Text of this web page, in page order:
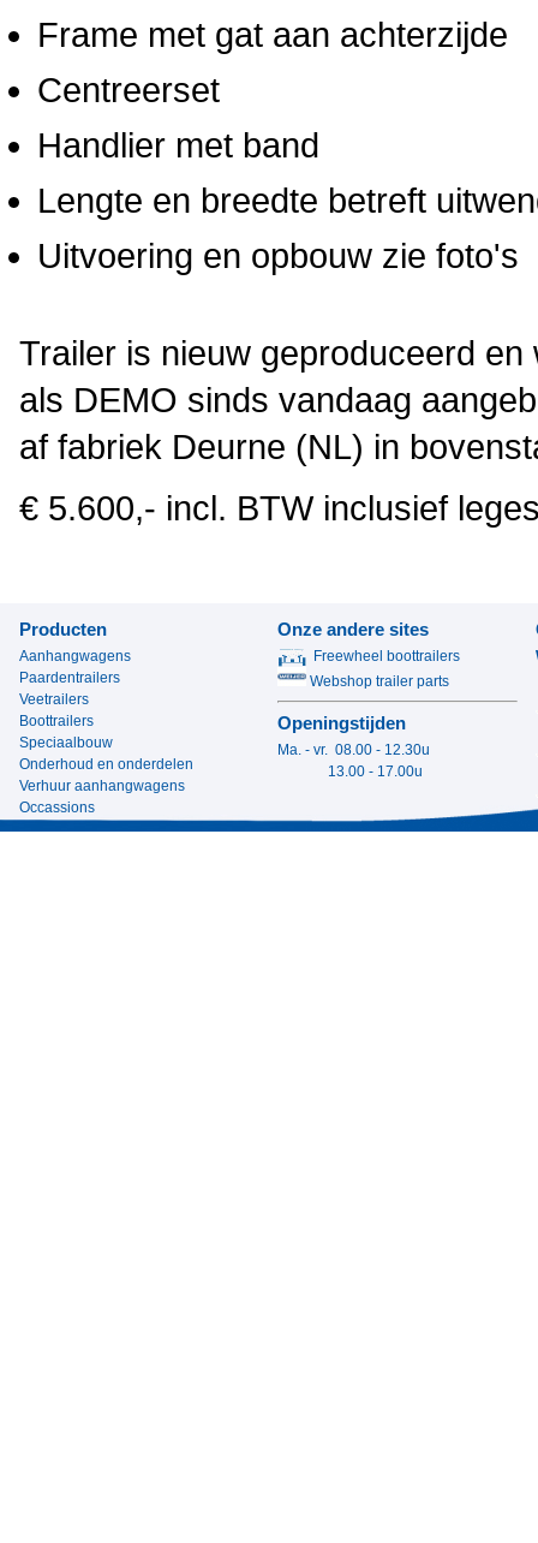
Frame met gat aan achterzijde
Centreerset
Handlier met band
Lengte en breedte betreft
Uitvoering en opbouw zie foto's
Trailer is nieuw geproduceerd
als DEMO sinds vandaag
af fabriek Deurne (NL) in
€ 5.600,- incl. BTW inclusief
Producten
Aanhangwagens
Paardentrailers
Veetrailers
Boottrailers
Speciaalbouw
Onderhoud en onderdelen
Verhuur aanhangwagens
Occassions
Onze andere sites
Freewheel boottrailers
Webshop trailer parts
Openingstijden
Ma. - vr. 08.00 - 12.30u
13.00 - 17.00u